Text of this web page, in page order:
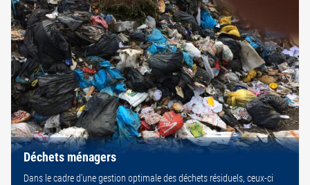
Déchets ménagers
Dans le cadre d’une gestion optimale des déchets résiduels, ceux-ci